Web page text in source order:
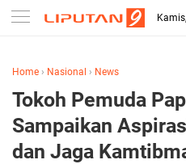
Home › Nasional › News
Tokoh Pemuda
Sampaikan
dan Jaga